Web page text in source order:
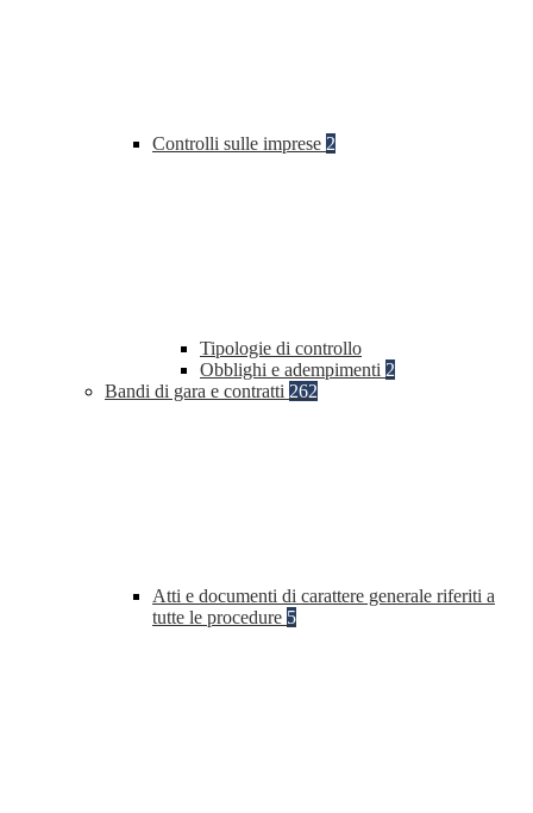
Controlli sulle imprese 2
Tipologie di controllo
Obblighi e adempimenti 2
Bandi di gara e contratti 262
Atti e documenti di carattere generale riferiti a
tutte le procedure 5